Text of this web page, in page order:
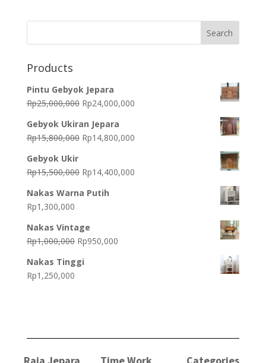
Products
Pintu Gebyok Jepara
Rp25,000,000 Original
was:
Rp25,000,000.
Rp24,000,000Current
Rp24,000,000.
Gebyok Ukiran Jepara
Rp15,800,000 Original
Rp15,800,000.
Rp14,800,000Current
Rp14,800,000.
Gebyok Ukir
Rp15,500,000 Original
was:
Rp14,400,000Current
Nakas Warna Putih
Rp1,300,000
Nakas Vintage
Rp1,000,000 Original
was:
Rp950,000Current
Nakas Tinggi
Rp1,250,000